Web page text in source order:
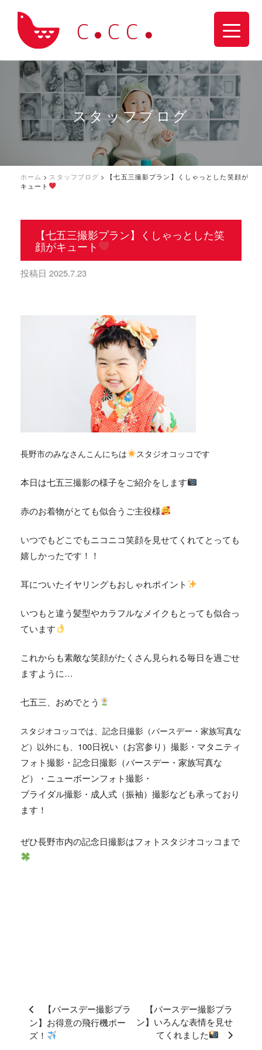
スタッフブログ
ホーム > スタッフブログ >
【七五三撮影プラン】くしゃっとした笑顔が
キュート
【七五三撮影プラン】くしゃっとした笑
顔がキュート
投稿日 2025.7.23
長野市のみなさんこんにちは スタジオコッコです
本日は七五三撮影の様子をご紹介をします
赤のお着物がとても似合うご主役様
いつでもどこでもニコニコ笑顔を見せてくれてとっても
嬉しかったです！！
耳についたイヤリングもおしゃれポイント
いつもと違う髪型やカラフルなメイクもとっても似合っ
ています
これからも素敵な笑顔がたくさん見られる毎日を過ごせ
ますように…
七五三、おめでとう
スタジオコッコでは、 記念日撮影（バースデー・家族写真な
ど） 以外にも、 100日祝い（お宮参り）撮影・マタニティ
フォト撮影・記念日撮影（バースデー・家族写真な
ど）・ニューボーンフォト撮影・
ブライダル撮影・成人式（振袖）撮影なども承っており
ます！
ぜひ長野市内の記念日撮影はフォトスタジオコッコまで
【バースデー撮影プラ
ン】お得意の飛行機ポー
ズ！
【バースデー撮影プラ
ン】いろんな表情を見せ
てくれました